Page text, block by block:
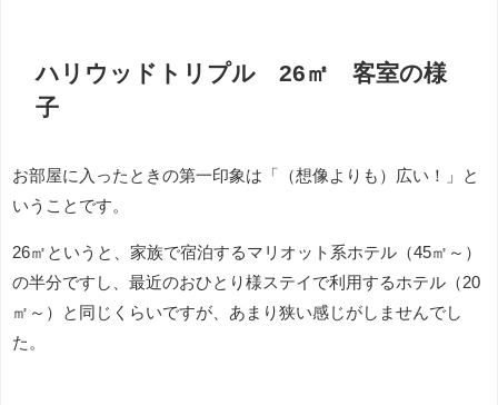
ハリウッドトリプル 26㎡ 客室の様
子
お部屋に入ったときの第一印象は「（想像よりも）広い！」と
いうことです。
26㎡というと、家族で宿泊するマリオット系ホテル（45㎡～）
の半分ですし、最近のおひとり様ステイで利用するホテル（20
㎡～）と同じくらいですが、あまり狭い感じがしませんでし
た。